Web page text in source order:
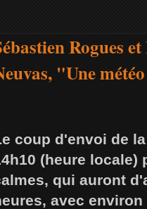
Rogues
"Une
coup d'envoi de
(heure locale)
qui auront
avec